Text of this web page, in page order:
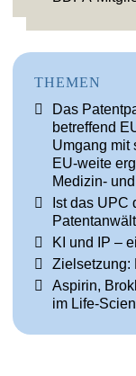
THEMEN
Das
betreffend
Umgang mit
EU-weite
Medizin-
Ist das UPC
KI und IP –
Zielsetzung:
Aspirin,
im Life-